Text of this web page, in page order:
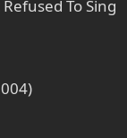
To Sing